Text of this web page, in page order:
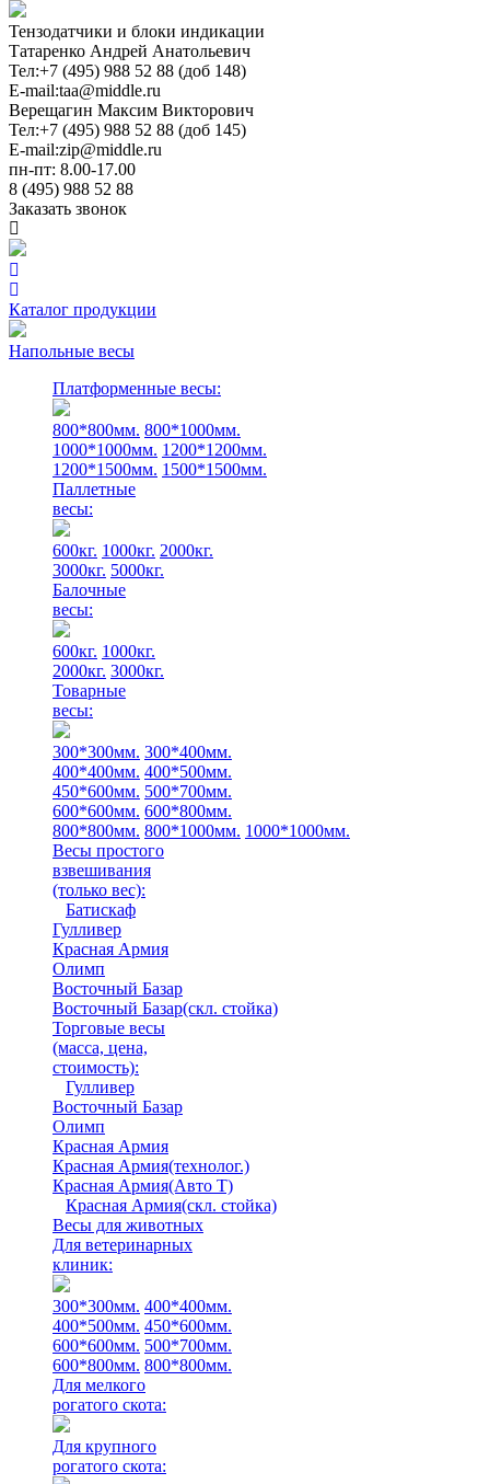
Тензодатчики и блоки индикации
Татаренко Андрей Анатольевич
Тел:+7 (495) 988 52 88 (доб 148)
E-mail:taa@middle.ru
Верещагин Максим Викторович
Тел:+7 (495) 988 52 88 (доб 145)
E-mail:zip@middle.ru
пн-пт: 8.00-17.00
8 (495) 988 52 88
Заказать звонок
Каталог продукции
Напольные весы
Платформенные весы:
800*800мм. 800*1000мм.
1000*1000мм. 1200*1200мм.
1200*1500мм. 1500*1500мм.
Паллетные
весы:
600кг. 1000кг. 2000кг.
3000кг. 5000кг.
Балочные
весы:
600кг. 1000кг.
2000кг. 3000кг.
Товарные
весы:
300*300мм. 300*400мм.
400*400мм. 400*500мм.
450*600мм. 500*700мм.
600*600мм. 600*800мм.
800*800мм. 800*1000мм. 1000*1000мм.
Весы простого
взвешивания
(только вес):
Батискаф
Гулливер
Красная Армия
Олимп
Восточный Базар
Восточный Базар(скл. стойка)
Торговые весы
(масса, цена,
стоимость):
Гулливер
Восточный Базар
Олимп
Красная Армия
Красная Армия(технолог.)
Красная Армия(Авто Т)
Красная Армия(скл. стойка)
Весы для животных
Для ветеринарных
клиник:
300*300мм. 400*400мм.
400*500мм. 450*600мм.
600*600мм. 500*700мм.
600*800мм. 800*800мм.
Для мелкого
рогатого скота:
Для крупного
рогатого скота: